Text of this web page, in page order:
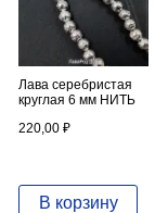
Лава серебристая
круглая 6 мм НИТЬ
220,00 ₽
В корзину